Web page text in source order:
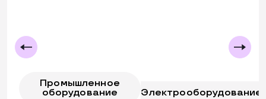
Промышленное
оборудование
Электрооборудование